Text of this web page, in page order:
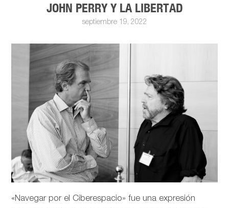
JOHN PERRY Y LA LIBERTAD
septiembre 19, 2022
«Navegar por el Ciberespacio» fue una expresión